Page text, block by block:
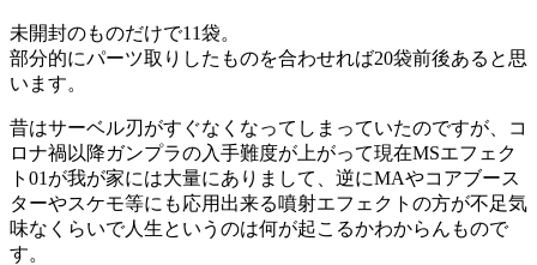
未開封のものだけで11袋。
部分的にパーツ取りしたものを合わせれば20袋前後あると思
います。
昔はサーベル刃がすぐなくなってしまっていたのですが、コ
ロナ禍以降ガンプラの入手難度が上がって現在MSエフェク
ト01が我が家には大量にありまして、逆にMAやコアブース
ターやスケモ等にも応用出来る噴射エフェクトの方が不足気
味なくらいで人生というのは何が起こるかわからんもので
す。